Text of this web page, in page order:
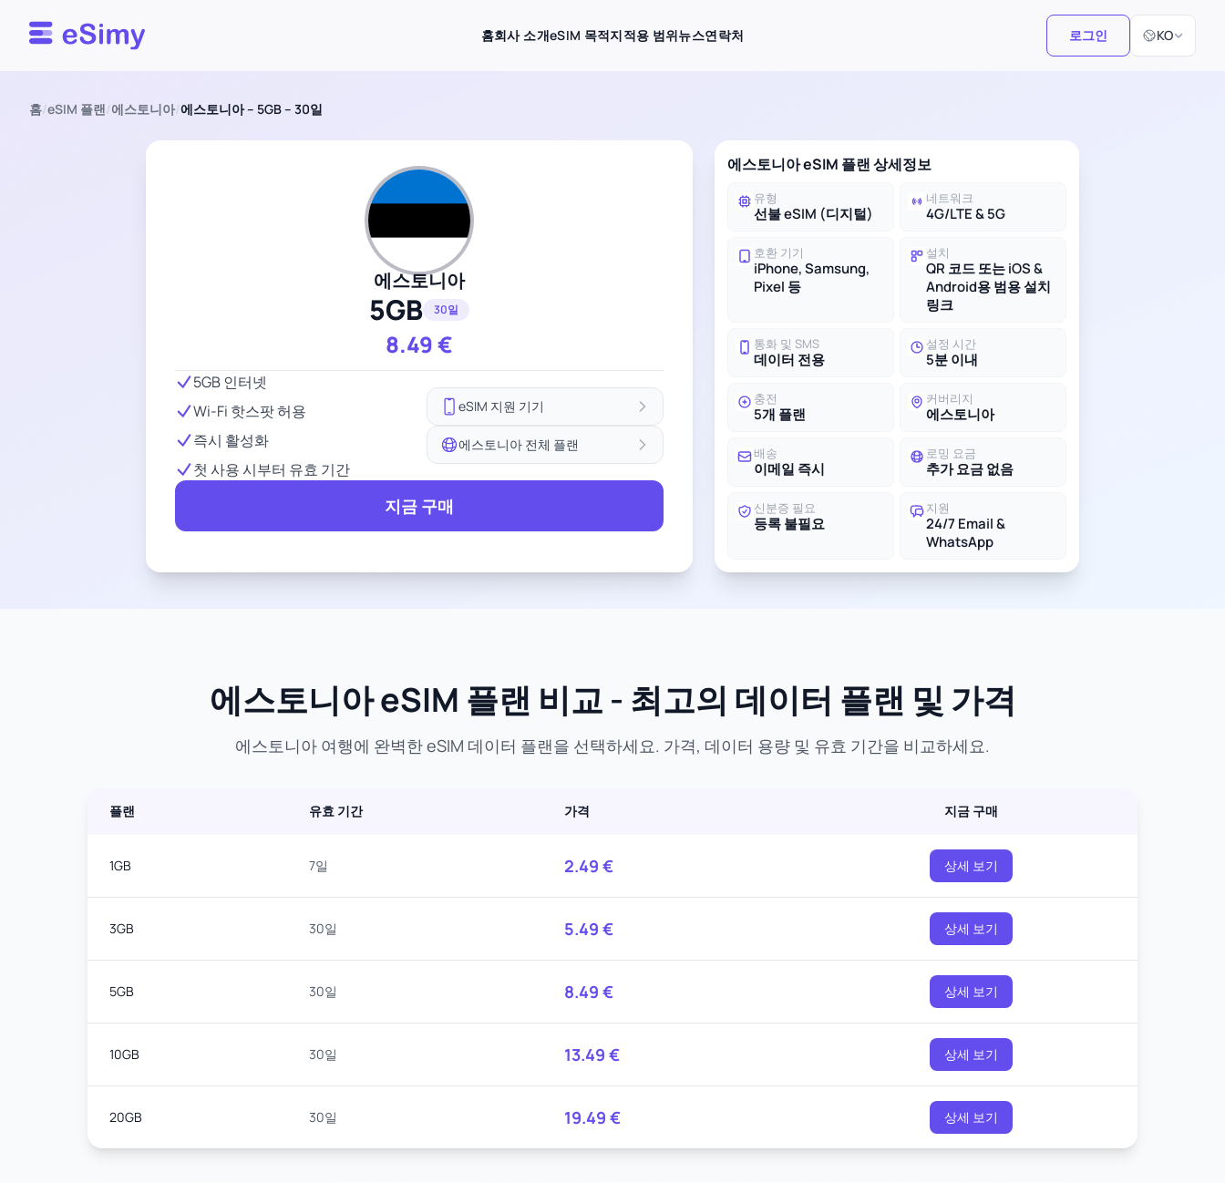
Esimy 홈회사 소개eSIM 목적지적용 범위뉴스연락처 로그인 KO
언어 선택
홈/eSIM 플랜/에스토니아/에스토니아 – 5GB – 30일
에스토니아
5GB 30일
8.49€
5GB 인터넷
Wi-Fi 핫스팟 허용
즉시 활성화
첫 사용 시부터 유효 기간
eSIM 지원 기기
에스토니아 전체 플랜
지금 구매
에스토니아 eSIM 플랜 상세정보
유형
선불 eSIM (디지털)
네트워크
4G/LTE & 5G
호환 기기
iPhone, Samsung,
Pixel 등
설치
QR 코드 또는 iOS &
Android용 범용 설치
링크
통화 및 SMS
데이터 전용
설정 시간
5분 이내
충전
5개 플랜
커버리지
에스토니아
배송
이메일 즉시
로밍 요금
추가 요금 없음
신분증 필요
등록 불필요
지원
24/7 Email &
WhatsApp
에스토니아 eSIM 플랜 비교 - 최고의 데이터 플랜 및 가격
에스토니아 여행에 완벽한 eSIM 데이터 플랜을 선택하세요. 가격, 데이터 용량 및 유효 기간을 비교하세요.
플랜 유효 기간 가격 지금 구매
1GB 7일 2.49 € 상세 보기
3GB 30일 5.49 € 상세 보기
5GB 30일 8.49 € 상세 보기
10GB 30일 13.49 € 상세 보기
20GB 30일 19.49 € 상세 보기